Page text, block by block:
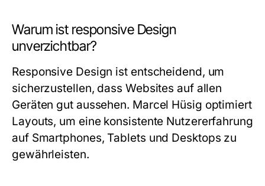
Warum ist responsive Design
unverzichtbar?
Responsive Design ist entscheidend, um
sicherzustellen, dass Websites auf allen
Geräten gut aussehen. Marcel Hüsig optimiert
Layouts, um eine konsistente Nutzererfahrung
auf Smartphones, Tablets und Desktops zu
gewährleisten.